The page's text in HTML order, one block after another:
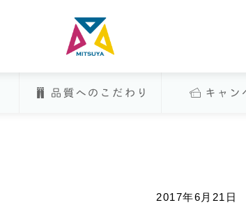
サービス案内 品質へのこだわ
2017年6月21日